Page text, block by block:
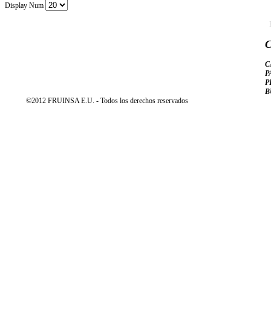
Display Num
©2012 FRUINSA E.U. - Todos los derechos reservados